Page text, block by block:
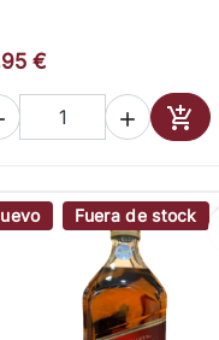
€
 
Fuera de stock